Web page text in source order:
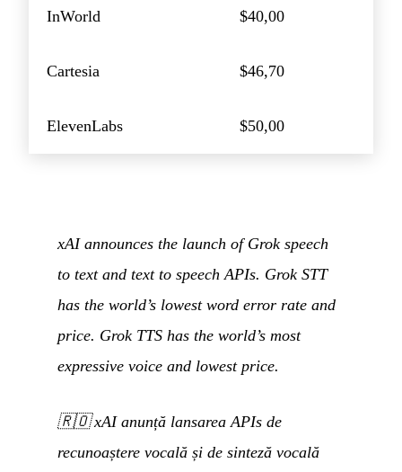
InWorld $40,00
Cartesia $46,70
ElevenLabs $50,00
xAI announces the launch of Grok speech
to text and text to speech APIs. Grok STT
has the world’s lowest word error rate and
price. Grok TTS has the world’s most
expressive voice and lowest price.
🇷🇴xAI anunță lansarea APIs de
recunoaștere vocală și de sinteză vocală